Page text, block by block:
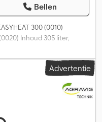
Bellen
300 (0010)
Inhoud 305 liter,
isolatie. Cedsxppvwepfx
Advertentie